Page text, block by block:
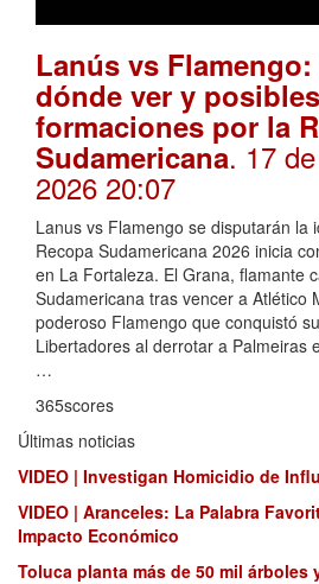
Lanús vs
dónde ver y posibles
formaciones por la
Sudamericana. 17
2026 20:07
Lanus vs Flamengo se disputarán la
Recopa Sudamericana 2026 inicia
en La Fortaleza. El Grana, flamante
Sudamericana tras vencer a Atlético
poderoso Flamengo que conquistó
Libertadores al derrotar a Palmeiras
…
365scores
Últimas noticias
VIDEO | Investigan Homicidio de
VIDEO | Aranceles: La Palabra
Impacto Económico
Toluca planta más de 50 mil árboles